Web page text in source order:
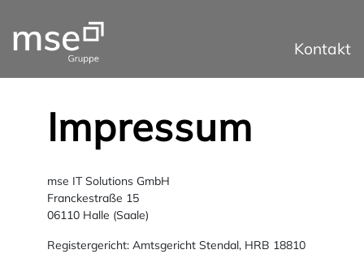
Kontakt
Impressum
mse IT Solutions GmbH
Franckestraße 15
06110 Halle (Saale)
Registergericht: Amtsgericht Stendal, HRB 18810